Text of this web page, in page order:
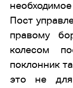
Пост
правому
колесом
поклонник
это не для